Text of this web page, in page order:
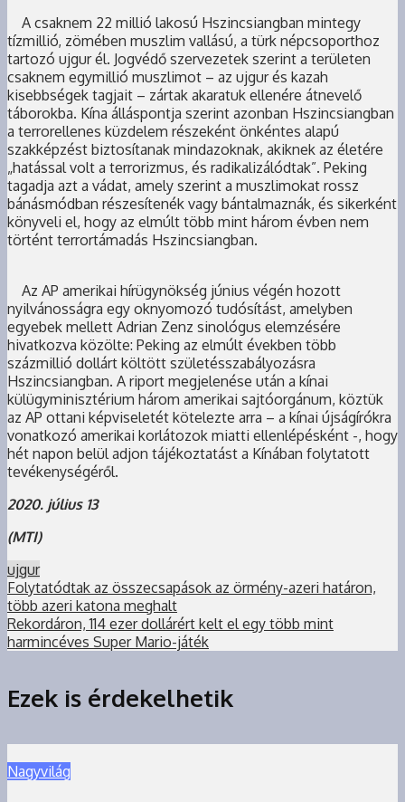
A csaknem 22 millió lakosú Hszincsiangban mintegy
tízmillió, zömében muszlim vallású, a türk népcsoporthoz
tartozó ujgur él. Jogvédő szervezetek szerint a területen
csaknem egymillió muszlimot – az ujgur és kazah
kisebbségek tagjait – zártak akaratuk ellenére átnevelő
táborokba. Kína álláspontja szerint azonban Hszincsiangban
a terrorellenes küzdelem részeként önkéntes alapú
szakképzést biztosítanak mindazoknak, akiknek az életére
„hatással volt a terrorizmus, és radikalizálódtak”. Peking
tagadja azt a vádat, amely szerint a muszlimokat rossz
bánásmódban részesítenék vagy bántalmaznák, és sikerként
könyveli el, hogy az elmúlt több mint három évben nem
történt terrortámadás Hszincsiangban.
Az AP amerikai hírügynökség június végén hozott
nyilvánosságra egy oknyomozó tudósítást, amelyben
egyebek mellett Adrian Zenz sinológus elemzésére
hivatkozva közölte: Peking az elmúlt években több
százmillió dollárt költött születésszabályozásra
Hszincsiangban. A riport megjelenése után a kínai
külügyminisztérium három amerikai sajtóorgánum, köztük
az AP ottani képviseletét kötelezte arra – a kínai újságírókra
vonatkozó amerikai korlátozok miatti ellenlépésként -, hogy
hét napon belül adjon tájékoztatást a Kínában folytatott
tevékenységéről.
2020. július 13
(MTI)
ujgur
Folytatódtak az összecsapások az örmény-azeri határon,
több azeri katona meghalt
Rekordáron, 114 ezer dollárért kelt el egy több mint
harmincéves Super Mario-játék
Ezek is érdekelhetik
Nagyvilág